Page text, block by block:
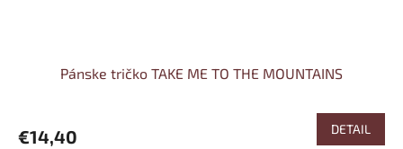
Pánske tričko TAKE ME TO THE MOUNTAINS
€14,40 DETAIL